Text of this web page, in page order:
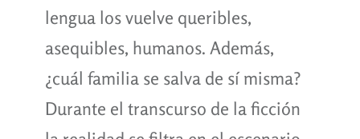
lengua los vuelve queribles,
asequibles, humanos. Además,
¿cuál familia se salva de sí misma?
Durante el transcurso de la ficción